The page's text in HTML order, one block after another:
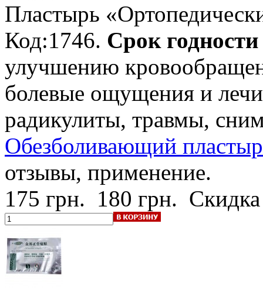
Пластырь
Код:1746. Срок
улучшению
болевые ощущения и
радикулиты, травмы,
Обезболивающий
отзывы, применение.
175 грн. 180 грн.